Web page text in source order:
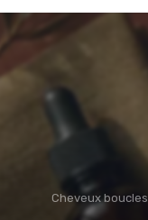
Cheveux boucles